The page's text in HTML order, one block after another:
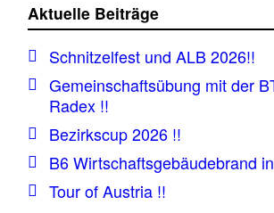
Aktuelle Beiträge
Schnitzelfest und ALB 2026!!
Gemeinschaftsübung mit der
Radex !!
Bezirkscup 2026 !!
B6 Wirtschaftsgebäudebrand
Tour of Austria !!